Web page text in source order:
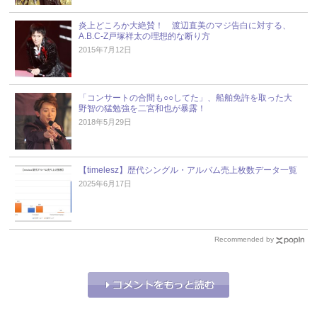
炎上どころか大絶賛！ 渡辺直美のマジ告白に対する、
A.B.C-Z戸塚祥太の理想的な断り方
2015年7月12日
「コンサートの合間も○○してた」、船舶免許を取った大
野智の猛勉強を二宮和也が暴露！
2018年5月29日
【timelesz】歴代シングル・アルバム売上枚数データ一覧
2025年6月17日
Recommended by